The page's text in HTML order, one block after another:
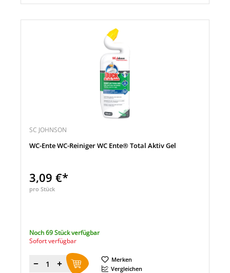
SC JOHNSON
WC-Ente WC-Reiniger WC Ente® Total Aktiv Gel
3,09 €*
pro Stück
Noch 69 Stück verfügbar
Sofort verfügbar
Menge
Merken
Vergleichen